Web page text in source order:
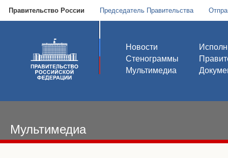
Правительство России Председатель Правительства
Новости
Стенограммы
Мультимедиа
Мультимедиа